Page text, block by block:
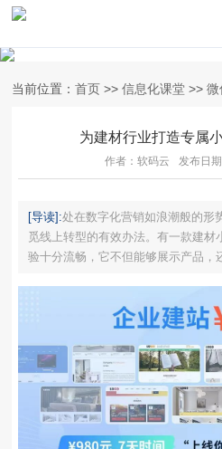
当前位置： 首页 >> 信息化课堂 >> 微
为建材行业打造专属
作者：软码云 发布日
[导读]:处在数字化营销如浪潮般的形
觅线上转型的有效办法。有一款建材
验十分流畅，它不但能够展示产品，